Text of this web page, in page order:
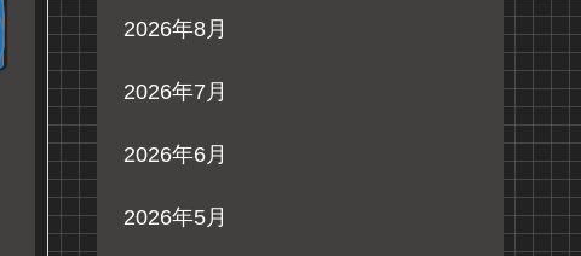
2026年8月
2026年7月
2026年6月
2026年5月